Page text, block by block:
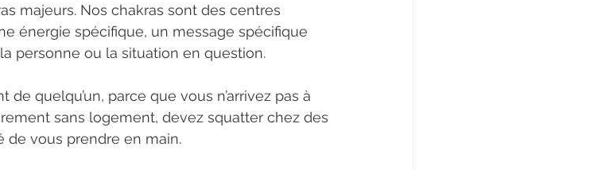
majeurs. Nos chakras sont des centres
énergie spécifique, un message spécifique
personne ou la situation en question.
quelqu’un, parce que vous n’arrivez pas à
sans logement, devez squatter chez des
de vous prendre en main.